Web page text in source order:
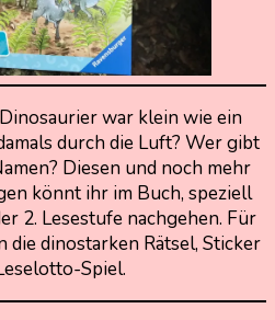
war klein wie ein
durch die Luft? Wer gibt
Diesen und noch mehr
könnt ihr im Buch, speziell
2. Lesestufe nachgehen. Für
die dinostarken Rätsel, Sticker
Spiel.